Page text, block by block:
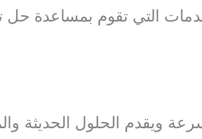
التي تقوم بمساعدة
الحلول الحديثة